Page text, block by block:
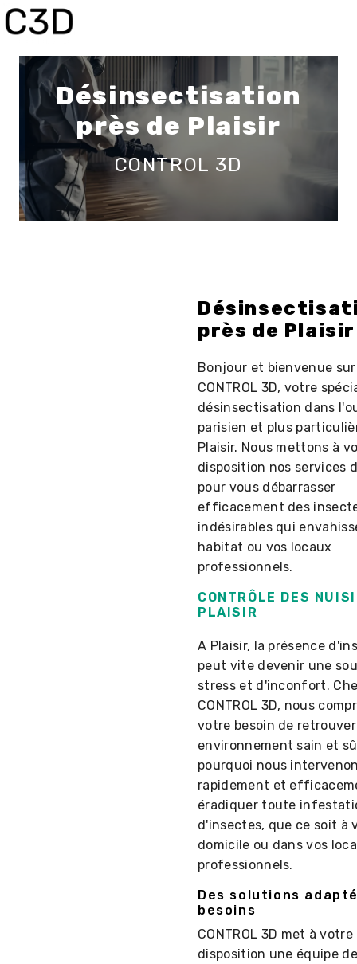
Désinsectisation
près de Plaisir
CONTROL 3D
près de Plaisir
Bonjour et bienvenue
CONTROL 3D, votre
désinsectisation dans
parisien et plus
Plaisir. Nous mettons à
disposition nos services
pour vous débarrasser
efficacement des
indésirables qui
habitat ou vos locaux
professionnels.
CONTRÔLE DES
PLAISIR
A Plaisir, la présence
peut vite devenir une
stress et d'inconfort.
CONTROL 3D, nous
votre besoin de
environnement sain et
pourquoi nous
rapidement et
éradiquer toute
d'insectes, que ce soit à
domicile ou dans vos
professionnels.
Des solutions
besoins
CONTROL 3D met à votre
disposition une équipe
Panneau de gestion des cookies